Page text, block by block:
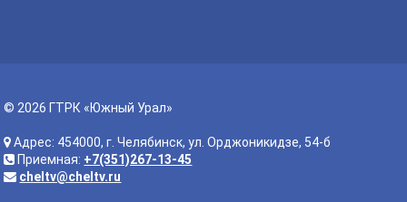
© 2026 ГТРК «Южный Урал»
Адрес: 454000, г. Челябинск, ул. Орджоникидзе, 54-б
Приемная: +7(351)267-13-45
cheltv@cheltv.ru